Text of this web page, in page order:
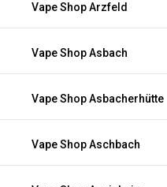
Vape Shop Arzfeld
Vape Shop Asbach
Vape Shop Asbacherhütte
Vape Shop Aschbach